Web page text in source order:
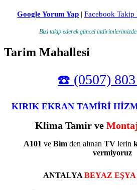
Google Yorum Yap | Facebook Takip
Bizi takip ederek güncel
Tarim Mahallesi
☎️ (0507) 803
KIRIK EKRAN TAMİRİ
Klima Tamir ve
A101 ve Bim den alınan TV lerin
vermiyoruz
ANTALYA BEYAZ